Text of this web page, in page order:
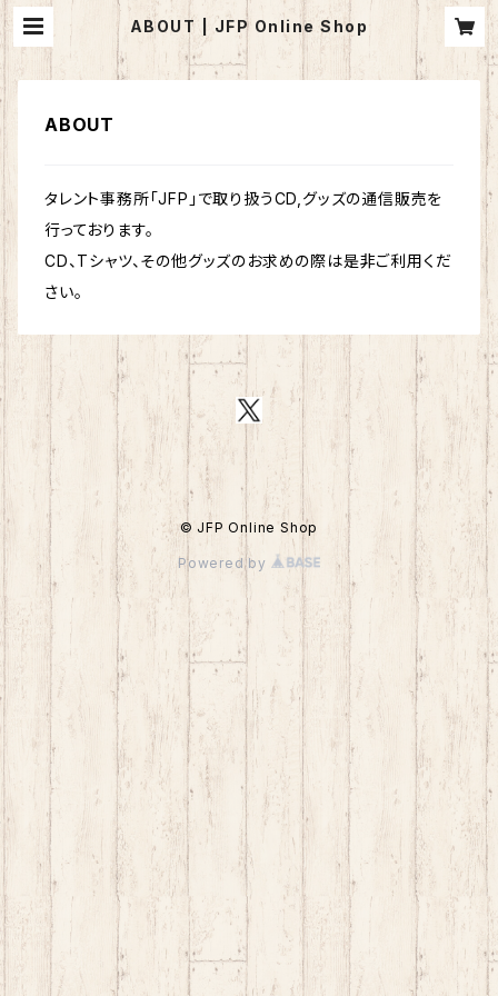
ABOUT | JFP Online Shop
ABOUT
タレント事務所「JFP」で取り扱うCD,グッズの通信販売を
行っております。
CD、Tシャツ、その他グッズのお求めの際は是非ご利用くだ
さい。
© JFP Online Shop
Powered by